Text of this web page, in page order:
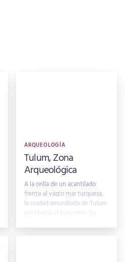
ARQUEOLOGÍA
Tulum, Zona
Arqueológica
A la orilla de un acantilado
frente al vasto mar turquesa,
la ciudad amurallada de Tulum
mira hacia el horizonte. Su